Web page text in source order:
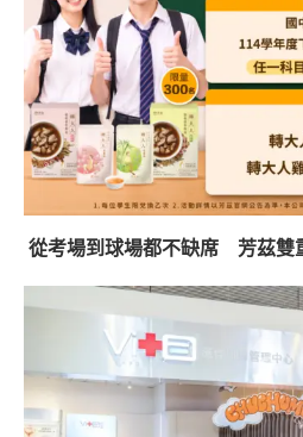
從考場到球場都不缺席 芳茲雙